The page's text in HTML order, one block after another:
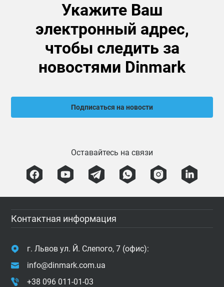
Укажите Ваш
электронный адрес,
чтобы следить за
новостями Dinmark
Подписаться на новости
Оставайтесь на связи
Контактная информация
г. Львов ул. Й. Слепого, 7 (офис):
info@dinmark.com.ua
+38 096 011-01-03